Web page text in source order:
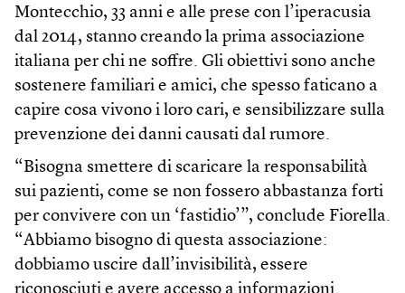
Montecchio, 33 anni e alle prese con l’iperacusia
dal 2014, stanno creando la prima associazione
italiana per chi ne soffre. Gli obiettivi sono anche
sostenere familiari e amici, che spesso faticano a
capire cosa vivono i loro cari, e sensibilizzare sulla
prevenzione dei danni causati dal rumore.
“Bisogna smettere di scaricare la responsabilità
sui pazienti, come se non fossero abbastanza forti
per convivere con un ‘fastidio’”, conclude Fiorella.
“Abbiamo bisogno di questa associazione:
dobbiamo uscire dall’invisibilità, essere